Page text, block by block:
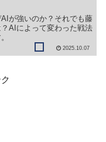
が強いのか？それでも藤
AIによって変わった戦法
2025.10.07